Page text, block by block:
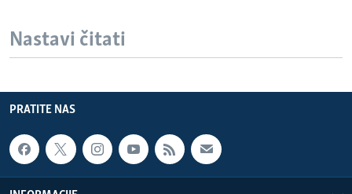
Nastavi čitati
PRATITE NAS